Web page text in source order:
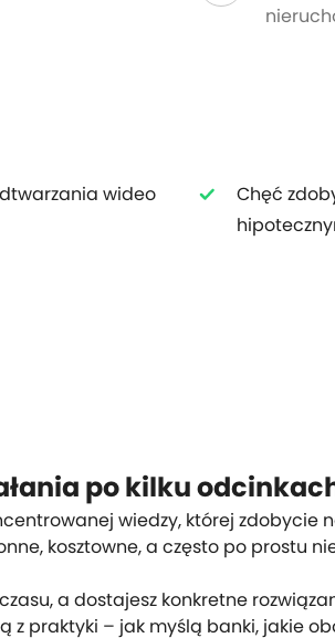
wideo
Chęć
po kilku
wiedzy, której zdobycie
kosztowne, a często po prostu
a dostajesz konkretne
z praktyki – jak myślą banki, jakie